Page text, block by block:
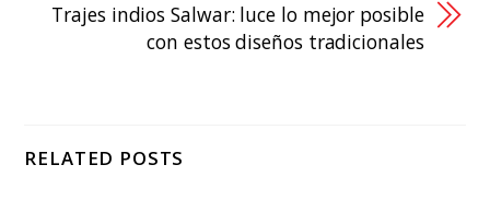
Trajes indios Salwar: luce lo mejor posible
con estos diseños tradicionales
RELATED POSTS